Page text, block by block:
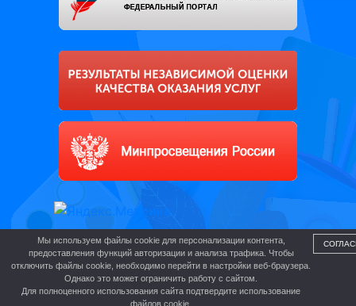
Мы используем файлы cookie для персонализации контента,
предоставления функций авторизации и анализа трафика. Чтобы
отключить файлы cookie, необходимо перейти в настройки веб-браузера.
Однако это может ограничить работу с сайтом.
Для полноценного использования сайта подтвердите использование
файлов cookie.